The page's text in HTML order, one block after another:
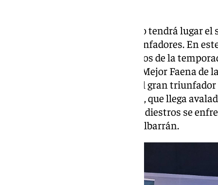
El cierre de los festejos de abono tendrá lugar
denominada Corrida de los Triunfadores. En
nombres propios más destacados de la
galardonado con el premio a la Mejor Faena de
Talavante, encumbrado como el gran
Isidro 2026; y David de Miranda, que llega
pasada Feria de Sevilla. Los tres diestros se
prestigiosa ganadería de Juan Albarrán.